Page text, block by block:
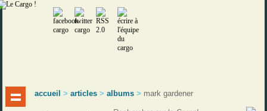
accueil >articles >albums > mark gardener